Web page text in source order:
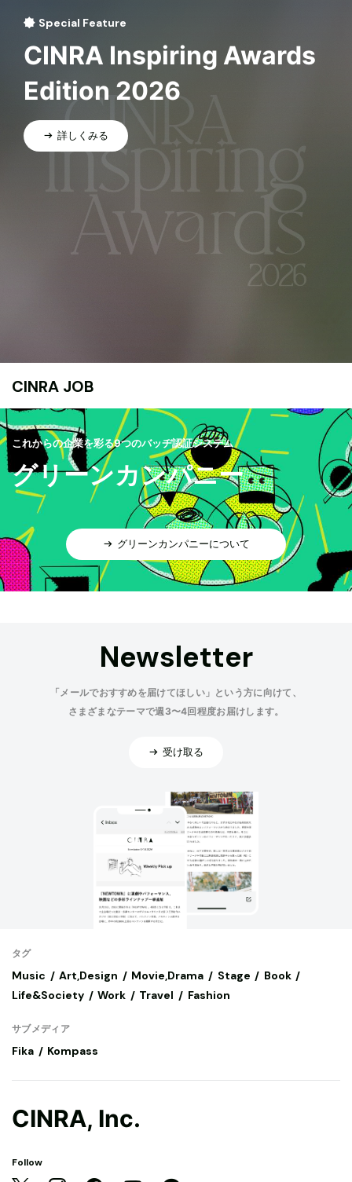
Special Feature
CINRA Inspiring Awards
Edition 2026
詳しくみる
CINRA JOB
これからの企業を彩る9つのバッヂ認証システム
グリーンカンパニー
グリーンカンパニーについて
Newsletter
「メールでおすすめを届けてほしい」という方に向けて、
さまざまなテーマで週3〜4回程度お届けします。
受け取る
タグ
Music Art,Design Movie,Drama Stage
Book
Life&Society
Work Travel Fashion
サブメディア
Fika Kompass
CINRA, Inc.
Follow